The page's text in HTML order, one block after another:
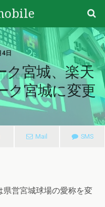
日
ク宮城、楽天
ク宮城に変更
Mail SMS
県営宮城球場の愛称を変